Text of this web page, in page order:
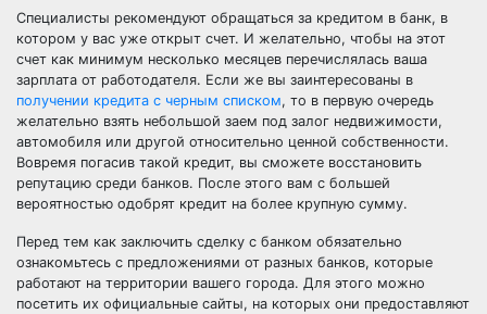
Специалисты рекомендуют обращаться за кредитом в банк, в
котором у вас уже открыт счет. И желательно, чтобы на этот
счет как минимум несколько месяцев перечислялась ваша
зарплата от работодателя. Если же вы заинтересованы в
получении кредита с черным списком, то в первую очередь
желательно взять небольшой заем под залог недвижимости,
автомобиля или другой относительно ценной собственности.
Вовремя погасив такой кредит, вы сможете восстановить
репутацию среди банков. После этого вам с большей
вероятностью одобрят кредит на более крупную сумму.
Перед тем как заключить сделку с банком обязательно
ознакомьтесь с предложениями от разных банков, которые
работают на территории вашего города. Для этого можно
посетить их официальные сайты, на которых они предоставляют